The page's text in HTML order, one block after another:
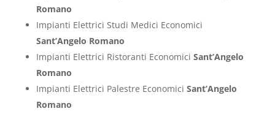
Romano
Impianti Elettrici Studi Medici Economici
Sant’Angelo Romano
Impianti Elettrici Ristoranti Economici Sant’Angelo
Romano
Impianti Elettrici Palestre Economici Sant’Angelo
Romano